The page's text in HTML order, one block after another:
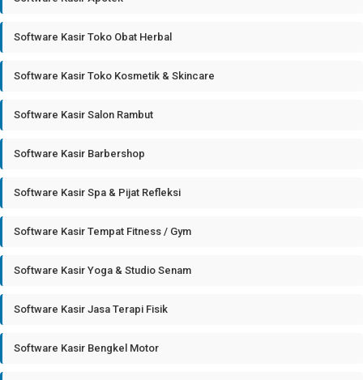
Software Kasir Toko Obat Herbal
Software Kasir Toko Kosmetik & Skincare
Software Kasir Salon Rambut
Software Kasir Barbershop
Software Kasir Spa & Pijat Refleksi
Software Kasir Tempat Fitness / Gym
Software Kasir Yoga & Studio Senam
Software Kasir Jasa Terapi Fisik
Software Kasir Bengkel Motor